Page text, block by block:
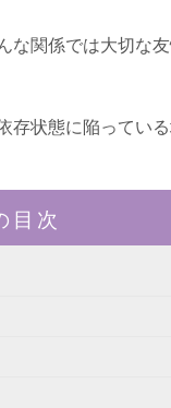
な関係では大切な
状態に陥ってい
目次